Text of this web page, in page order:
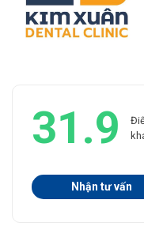
31.9
Nhận tư vấn